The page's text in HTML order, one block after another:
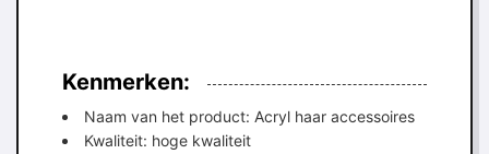
Kenmerken:
Naam van het product: Acryl haar accessoires
Kwaliteit: hoge kwaliteit